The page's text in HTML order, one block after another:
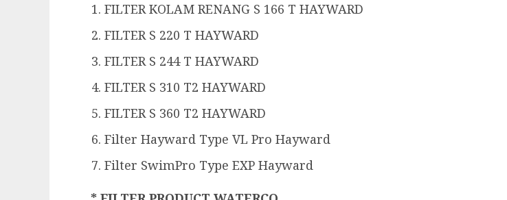
FILTER KOLAM RENANG S 166 T HAYWARD
FILTER S 220 T HAYWARD
FILTER S 244 T HAYWARD
FILTER S 310 T2 HAYWARD
FILTER S 360 T2 HAYWARD
Filter Hayward Type VL Pro Hayward
Filter SwimPro Type EXP Hayward